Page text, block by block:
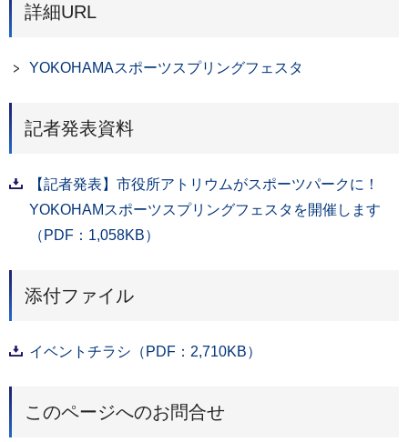
詳細URL
YOKOHAMAスポーツスプリングフェスタ
記者発表資料
【記者発表】市役所アトリウムがスポーツパークに！
YOKOHAMスポーツスプリングフェスタを開催します
（PDF：1,058KB）
添付ファイル
イベントチラシ（PDF：2,710KB）
このページへのお問合せ